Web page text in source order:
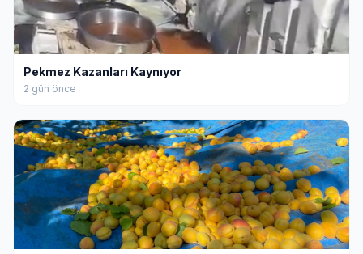
Pekmez Kazanları Kaynıyor
2 gün önce